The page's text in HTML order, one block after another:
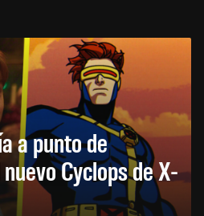
a punto de
Cyclops de X-